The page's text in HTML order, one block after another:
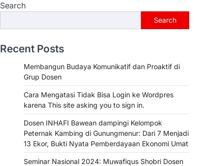
Search
Search
Recent Posts
Membangun Budaya Komunikatif dan Proaktif di
Grup Dosen
Cara Mengatasi Tidak Bisa Login ke Wordpres
karena This site asking you to sign in.
Dosen INHAFI Bawean dampingi Kelompok
Peternak Kambing di Gunungmenur: Dari 7 Menjadi
13 Ekor, Bukti Nyata Pemberdayaan Ekonomi Umat
Seminar Nasional 2024: Muwafiqus Shobri Dosen